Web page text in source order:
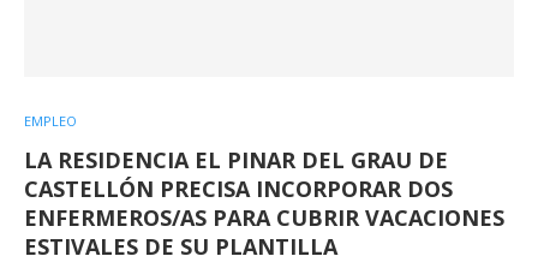
EMPLEO
LA RESIDENCIA EL PINAR DEL GRAU DE
CASTELLÓN PRECISA INCORPORAR DOS
ENFERMEROS/AS PARA CUBRIR VACACIONES
ESTIVALES DE SU PLANTILLA